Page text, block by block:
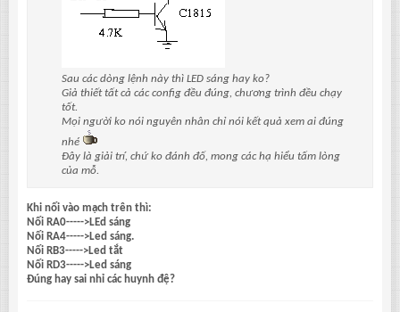
Sau các dòng lệnh này thì LED sáng hay ko?
Giả thiết tất cả các config đều đúng, chương trình đều chạy
tốt.
Mọi người ko nói nguyên nhân chỉ nói kết quả xem ai đúng
nhé
Đây là giải trí, chứ ko đánh đố, mong các hạ hiểu tấm lòng
của mỗ.
Khi nối vào mạch trên thì:
Nối RA0----->LEd sáng
Nối RA4----->Led sáng.
Nối RB3----->Led tắt
Nối RD3----->Led sáng
Đúng hay sai nhỉ các huynh đệ?